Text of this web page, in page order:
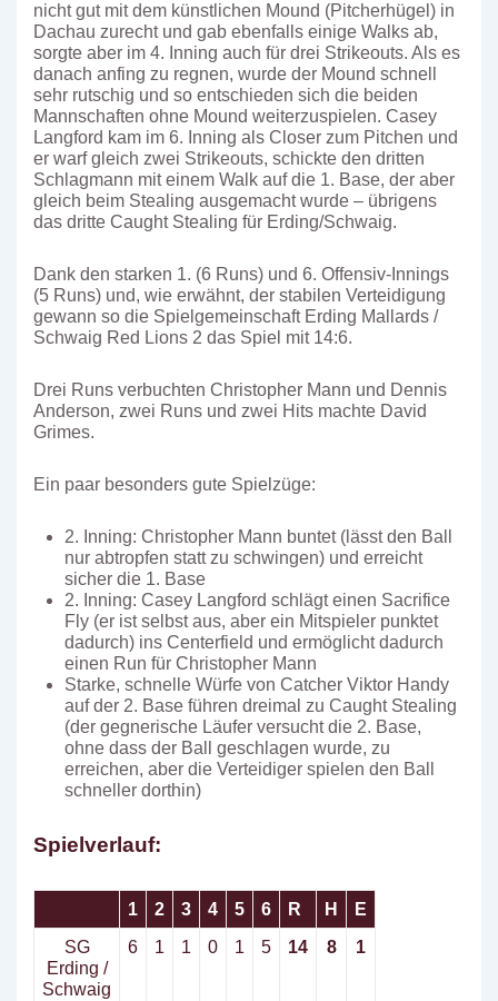
nicht gut mit dem künstlichen Mound (Pitcherhügel) in
Dachau zurecht und gab ebenfalls einige Walks ab,
sorgte aber im 4. Inning auch für drei Strikeouts. Als es
danach anfing zu regnen, wurde der Mound schnell
sehr rutschig und so entschieden sich die beiden
Mannschaften ohne Mound weiterzuspielen. Casey
Langford kam im 6. Inning als Closer zum Pitchen und
er warf gleich zwei Strikeouts, schickte den dritten
Schlagmann mit einem Walk auf die 1. Base, der aber
gleich beim Stealing ausgemacht wurde – übrigens
das dritte Caught Stealing für Erding/Schwaig.
Dank den starken 1. (6 Runs) und 6. Offensiv-Innings
(5 Runs) und, wie erwähnt, der stabilen Verteidigung
gewann so die Spielgemeinschaft Erding Mallards /
Schwaig Red Lions 2 das Spiel mit 14:6.
Drei Runs verbuchten Christopher Mann und Dennis
Anderson, zwei Runs und zwei Hits machte David
Grimes.
Ein paar besonders gute Spielzüge:
2. Inning: Christopher Mann buntet (lässt den Ball
nur abtropfen statt zu schwingen) und erreicht
sicher die 1. Base
2. Inning: Casey Langford schlägt einen Sacrifice
Fly (er ist selbst aus, aber ein Mitspieler punktet
dadurch) ins Centerfield und ermöglicht dadurch
einen Run für Christopher Mann
Starke, schnelle Würfe von Catcher Viktor Handy
auf der 2. Base führen dreimal zu Caught Stealing
(der gegnerische Läufer versucht die 2. Base,
ohne dass der Ball geschlagen wurde, zu
erreichen, aber die Verteidiger spielen den Ball
schneller dorthin)
Spielverlauf:
1 2 3 4 5 6 R H
E
SG
Erding /
Schwaig
6 1 1 0 1 5 14 8 1